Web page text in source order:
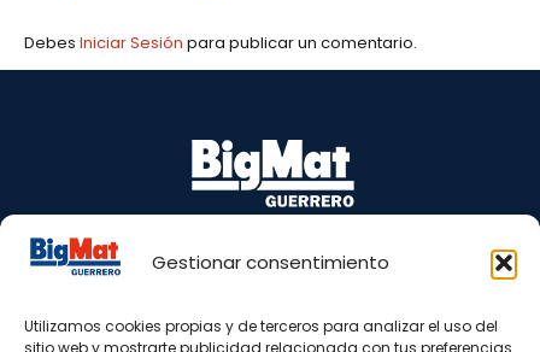
Gestionar consentimiento
Utilizamos cookies propias y de terceros para analizar el uso del
sitio web y mostrarte publicidad relacionada con tus preferencias
Debes Iniciar Sesión para publicar un comentario.
Puente Barrero, s/n 29100 Coín – Málaga
www.bigmatguerrero.es